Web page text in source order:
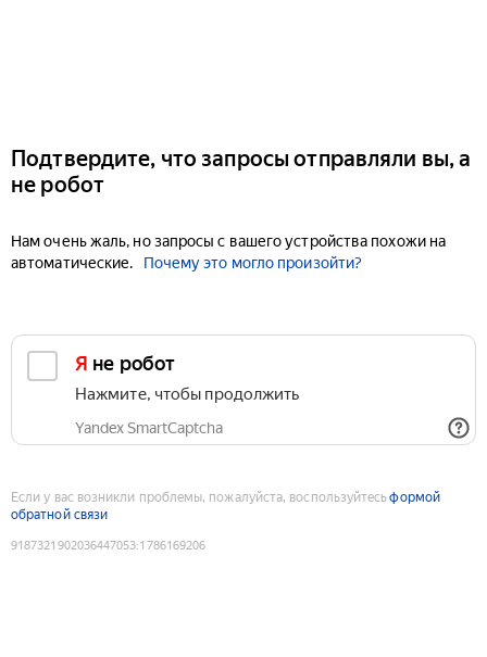
Подтвердите, что запросы отправляли вы, а
не робот
Нам очень жаль, но запросы с вашего устройства похожи на
автоматические.
Почему это могло произойти?
Я не робот
Нажмите, чтобы продолжить
Yandex SmartCaptcha
Если у вас возникли проблемы, пожалуйста, воспользуйтесьформой
обратной связи
9187321902036447053:1786169206